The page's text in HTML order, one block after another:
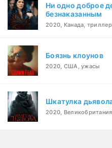
Ни одно доброе
безнаказанным
2020, Канада, триллер
Боязнь клоунов
2020, США, ужасы
Шкатулка
2020,